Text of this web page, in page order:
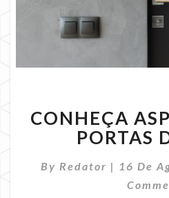
DE
CONHEÇA
PORTAS
By Redator | 16 De